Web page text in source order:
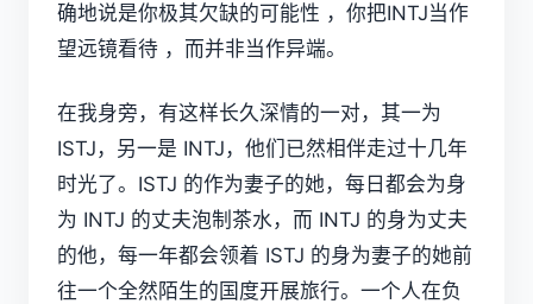
确地说是你极其欠缺的可能性 ，你把INTJ当作
望远镜看待 ，而并非当作异端。
在我身旁，有这样长久深情的一对，其一为
ISTJ，另一是 INTJ，他们已然相伴走过十几年
时光了。ISTJ 的作为妻子的她，每日都会为身
为 INTJ 的丈夫泡制茶水，而 INTJ 的身为丈夫
的他，每一年都会领着 ISTJ 的身为妻子的她前
往一个全然陌生的国度开展旅行。一个人在负